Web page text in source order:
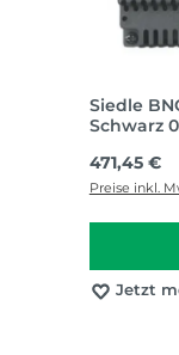
Siedle
Schwarz
Regulärer
471,45 €
Preise inkl.
Jetzt